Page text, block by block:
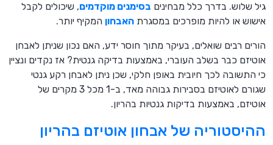
גיל שלוש. בדרך כלל מבחינים בסימנים מוקדמים, שיכולים לקבל
אישוש או להיות מופרכים במסגרת האבחון המקיף יותר.
הורים רבים שואלים, בעיקר מתוך חוסר ידע, האם נכון שניתן לאבחן
אוטיזם כבר בשלב העוברי, באמצעות בדיקה גנטית? אז נקדים ונציין
כי התשובה לכך חיובית באופן חלקי, שכן ניתן לאבחן רקע גנטי
שגורם לאוטיזם בסבירות גבוהה מאד, ב-1 מכל 3 מקרים של
אוטיזם, באמצעות בדיקות גנטיות בהריון.
ההיסטוריה של אבחון אוטיזם בהריון